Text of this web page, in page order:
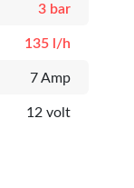
3 bar
135 l/h
7 Amp
12 volt